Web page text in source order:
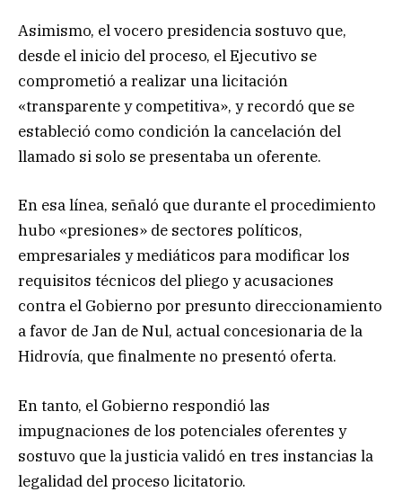
Asimismo, el vocero presidencia sostuvo que,
desde el inicio del proceso, el Ejecutivo se
comprometió a realizar una licitación
«transparente y competitiva», y recordó que se
estableció como condición la cancelación del
llamado si solo se presentaba un oferente.
En esa línea, señaló que durante el procedimiento
hubo «presiones» de sectores políticos,
empresariales y mediáticos para modificar los
requisitos técnicos del pliego y acusaciones
contra el Gobierno por presunto direccionamiento
a favor de Jan de Nul, actual concesionaria de la
Hidrovía, que finalmente no presentó oferta.
En tanto, el Gobierno respondió las
impugnaciones de los potenciales oferentes y
sostuvo que la justicia validó en tres instancias la
legalidad del proceso licitatorio.